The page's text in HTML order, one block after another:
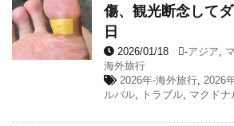
傷、観光断念して
日
2026/01/18 -アジア,
海外旅行
2026年-海外旅行, 2026
ルバル, トラブル, マクドナ